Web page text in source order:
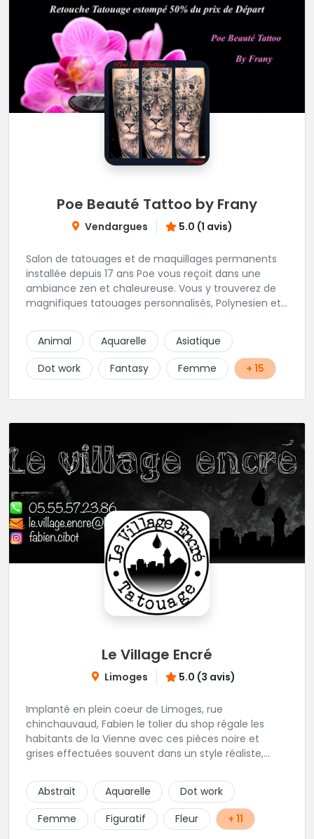
Poe Beauté Tattoo by Frany
Vendargues 5.0 (1 avis)
Salon de tatouages et de maquillages permanents
installée depuis 17 ans Poe vous reçoit dans une
ambiance zen et chaleureuse. Vous y trouverez de
magnifiques tatouages personnalisés, Polynesien et
permanents/artistiques ainsi que des prestations de
Piercings.
Animal Aquarelle
Asiatique
Dot work
Fantasy Femme + 15
Le Village Encré
Limoges 5.0 (3 avis)
Implanté en plein coeur de Limoges, rue
chinchauvaud, Fabien le tolier du shop régale les
habitants de la Vienne avec ces pièces noire et
grises effectuées souvent dans un style réaliste,
pas cet excellent tatoueur. Le studio a été pensé
pour vous mettre à l'aise dés votre entrée, accueil,
décor, sourire et bien sur, une hygiène irréprochable.
Une très belle adresse dans cette belle ville de
Abstrait Aquarelle
Dot work
Femme
Figuratif Fleur + 11